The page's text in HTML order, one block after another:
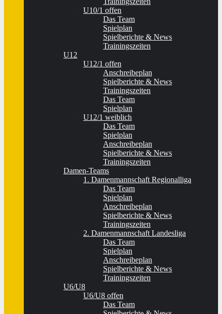
U10/1 offen
Das Team
Spielplan
Spielberichte & News
Trainingszeiten
U12
U12/1 offen
Anschreibeplan
Spielberichte & News
Trainingszeiten
Das Team
Spielplan
U12/1 weiblich
Das Team
Spielplan
Anschreibeplan
Spielberichte & News
Trainingszeiten
Damen-Teams
1. Damenmannschaft Regionalliga
Das Team
Spielplan
Anschreibeplan
Spielberichte & News
Trainingszeiten
2. Damenmannschaft Landesliga
Das Team
Spielplan
Anschreibeplan
Spielberichte & News
Trainingszeiten
U6/U8
U6/U8 offen
Das Team